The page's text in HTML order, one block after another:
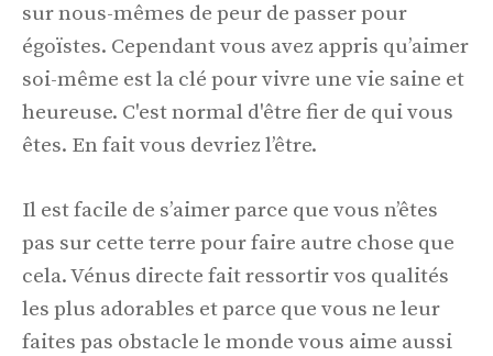
sur nous-mêmes de peur de passer pour
égoïstes. Cependant vous avez appris qu’aimer
soi-même est la clé pour vivre une vie saine et
heureuse. C'est normal d'être fier de qui vous
êtes. En fait vous devriez l’être.
Il est facile de s’aimer parce que vous n’êtes
pas sur cette terre pour faire autre chose que
cela. Vénus directe fait ressortir vos qualités
les plus adorables et parce que vous ne leur
faites pas obstacle le monde vous aime aussi